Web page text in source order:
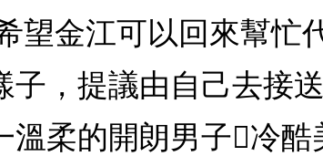
望金江可以回來幫忙
，提議由自己去接
柔的開朗男子冷酷